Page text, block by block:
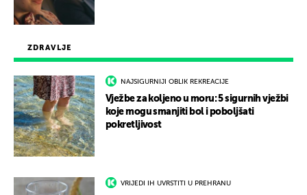
ZDRAVLJE
NAJSIGURNIJI OBLIK REKREACIJE
Vježbe za koljeno u moru: 5 sigurnih vježbi
koje mogu smanjiti bol i poboljšati
pokretljivost
VRIJEDI IH UVRSTITI U PREHRANU